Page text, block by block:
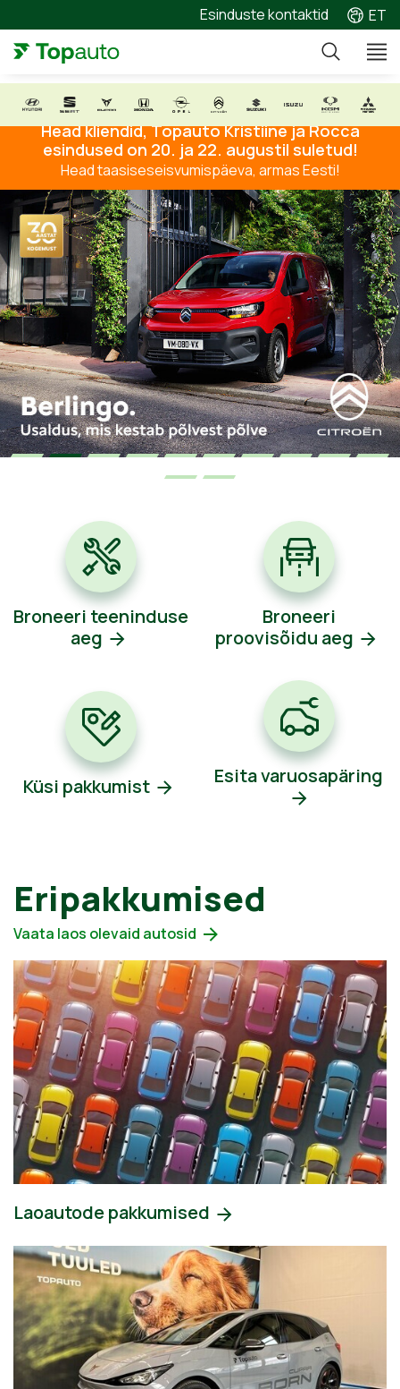
Esinduste kontaktid ET
Head kliendid, Topauto Kristiine ja Rocca
esindused on 20. ja 22. augustil suletud!
Head taasiseseisvumispäeva, armas Eesti!
Broneeri teeninduse
aeg
Broneeri
proovisõidu aeg
Küsi pakkumist Esita varuosapäring
Eripakkumised
Vaata laos olevaid autosid
Laoautode pakkumised